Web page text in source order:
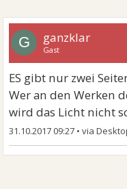
G ganzklar
Gast
ES gibt nur zwei
Wer an den Werken
wird das Licht nicht
31.10.2017 09:27 •